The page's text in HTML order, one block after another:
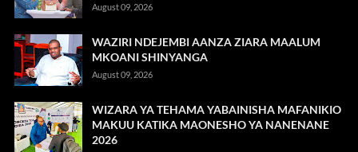
August 09, 2026
WAZIRI NDEJEMBI AANZA ZIARA MAALUM
MKOANI SHINYANGA
August 09, 2026
WIZARA YA TEHAMA YABAINISHA MAFANIKIO
MAKUU KATIKA MAONESHO YA NANENANE
2026